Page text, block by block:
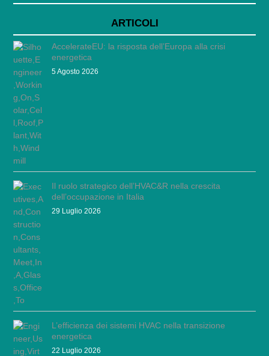
ARTICOLI
AccelerateEU: la risposta dell’Europa alla crisi
energetica
5 Agosto 2026
Il ruolo strategico dell’HVAC&R nella crescita
dell’occupazione in Italia
29 Luglio 2026
L’efficienza dei sistemi HVAC nella transizione
energetica
22 Luglio 2026